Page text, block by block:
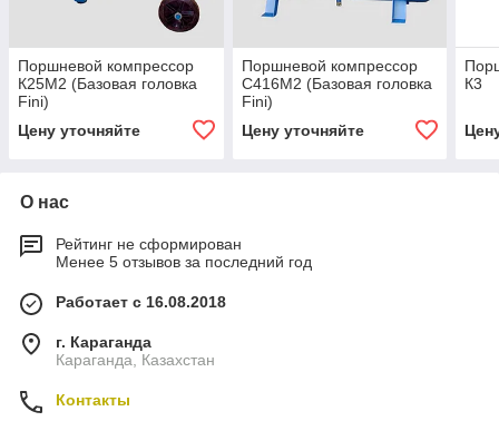
Поршневой компрессор
К25М2 (Базовая головка
Fini)
Цену уточняйте
Поршневой компрессор
С416М2 (Базовая головка
Fini)
Цену уточняйте
К3
О нас
Рейтинг не сформирован
Менее 5 отзывов за последний год
Работает с 16.08.2018
г. Караганда
Караганда, Казахстан
Контакты